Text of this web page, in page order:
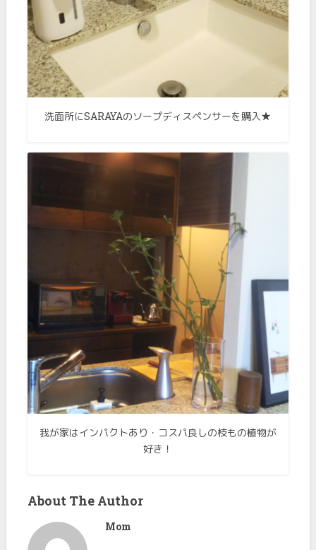
洗面所にSARAYAのソープディスペンサーを購入★
我が家はインパクトあり・コスパ良しの枝もの植物が
好き！
About The Author
Mom